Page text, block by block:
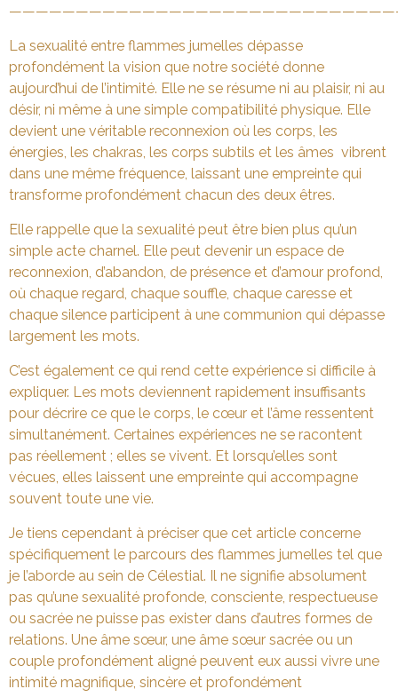
La sexualité entre flammes jumelles dépasse
profondément la vision que notre société donne
aujourd’hui de l’intimité. Elle ne se résume ni au plaisir, ni au
désir, ni même à une simple compatibilité physique. Elle
devient une véritable reconnexion où les corps, les
énergies, les chakras, les corps subtils et les âmes vibrent
dans une même fréquence, laissant une empreinte qui
transforme profondément chacun des deux êtres.
Elle rappelle que la sexualité peut être bien plus qu’un
simple acte charnel. Elle peut devenir un espace de
reconnexion, d’abandon, de présence et d’amour profond,
où chaque regard, chaque souffle, chaque caresse et
chaque silence participent à une communion qui dépasse
largement les mots.
C’est également ce qui rend cette expérience si difficile à
expliquer. Les mots deviennent rapidement insuffisants
pour décrire ce que le corps, le cœur et l’âme ressentent
simultanément. Certaines expériences ne se racontent
pas réellement ; elles se vivent. Et lorsqu’elles sont
vécues, elles laissent une empreinte qui accompagne
souvent toute une vie.
Je tiens cependant à préciser que cet article concerne
spécifiquement le parcours des flammes jumelles tel que
je l’aborde au sein de Célestial. Il ne signifie absolument
pas qu’une sexualité profonde, consciente, respectueuse
ou sacrée ne puisse pas exister dans d’autres formes de
relations. Une âme sœur, une âme sœur sacrée ou un
couple profondément aligné peuvent eux aussi vivre une
intimité magnifique, sincère et profondément